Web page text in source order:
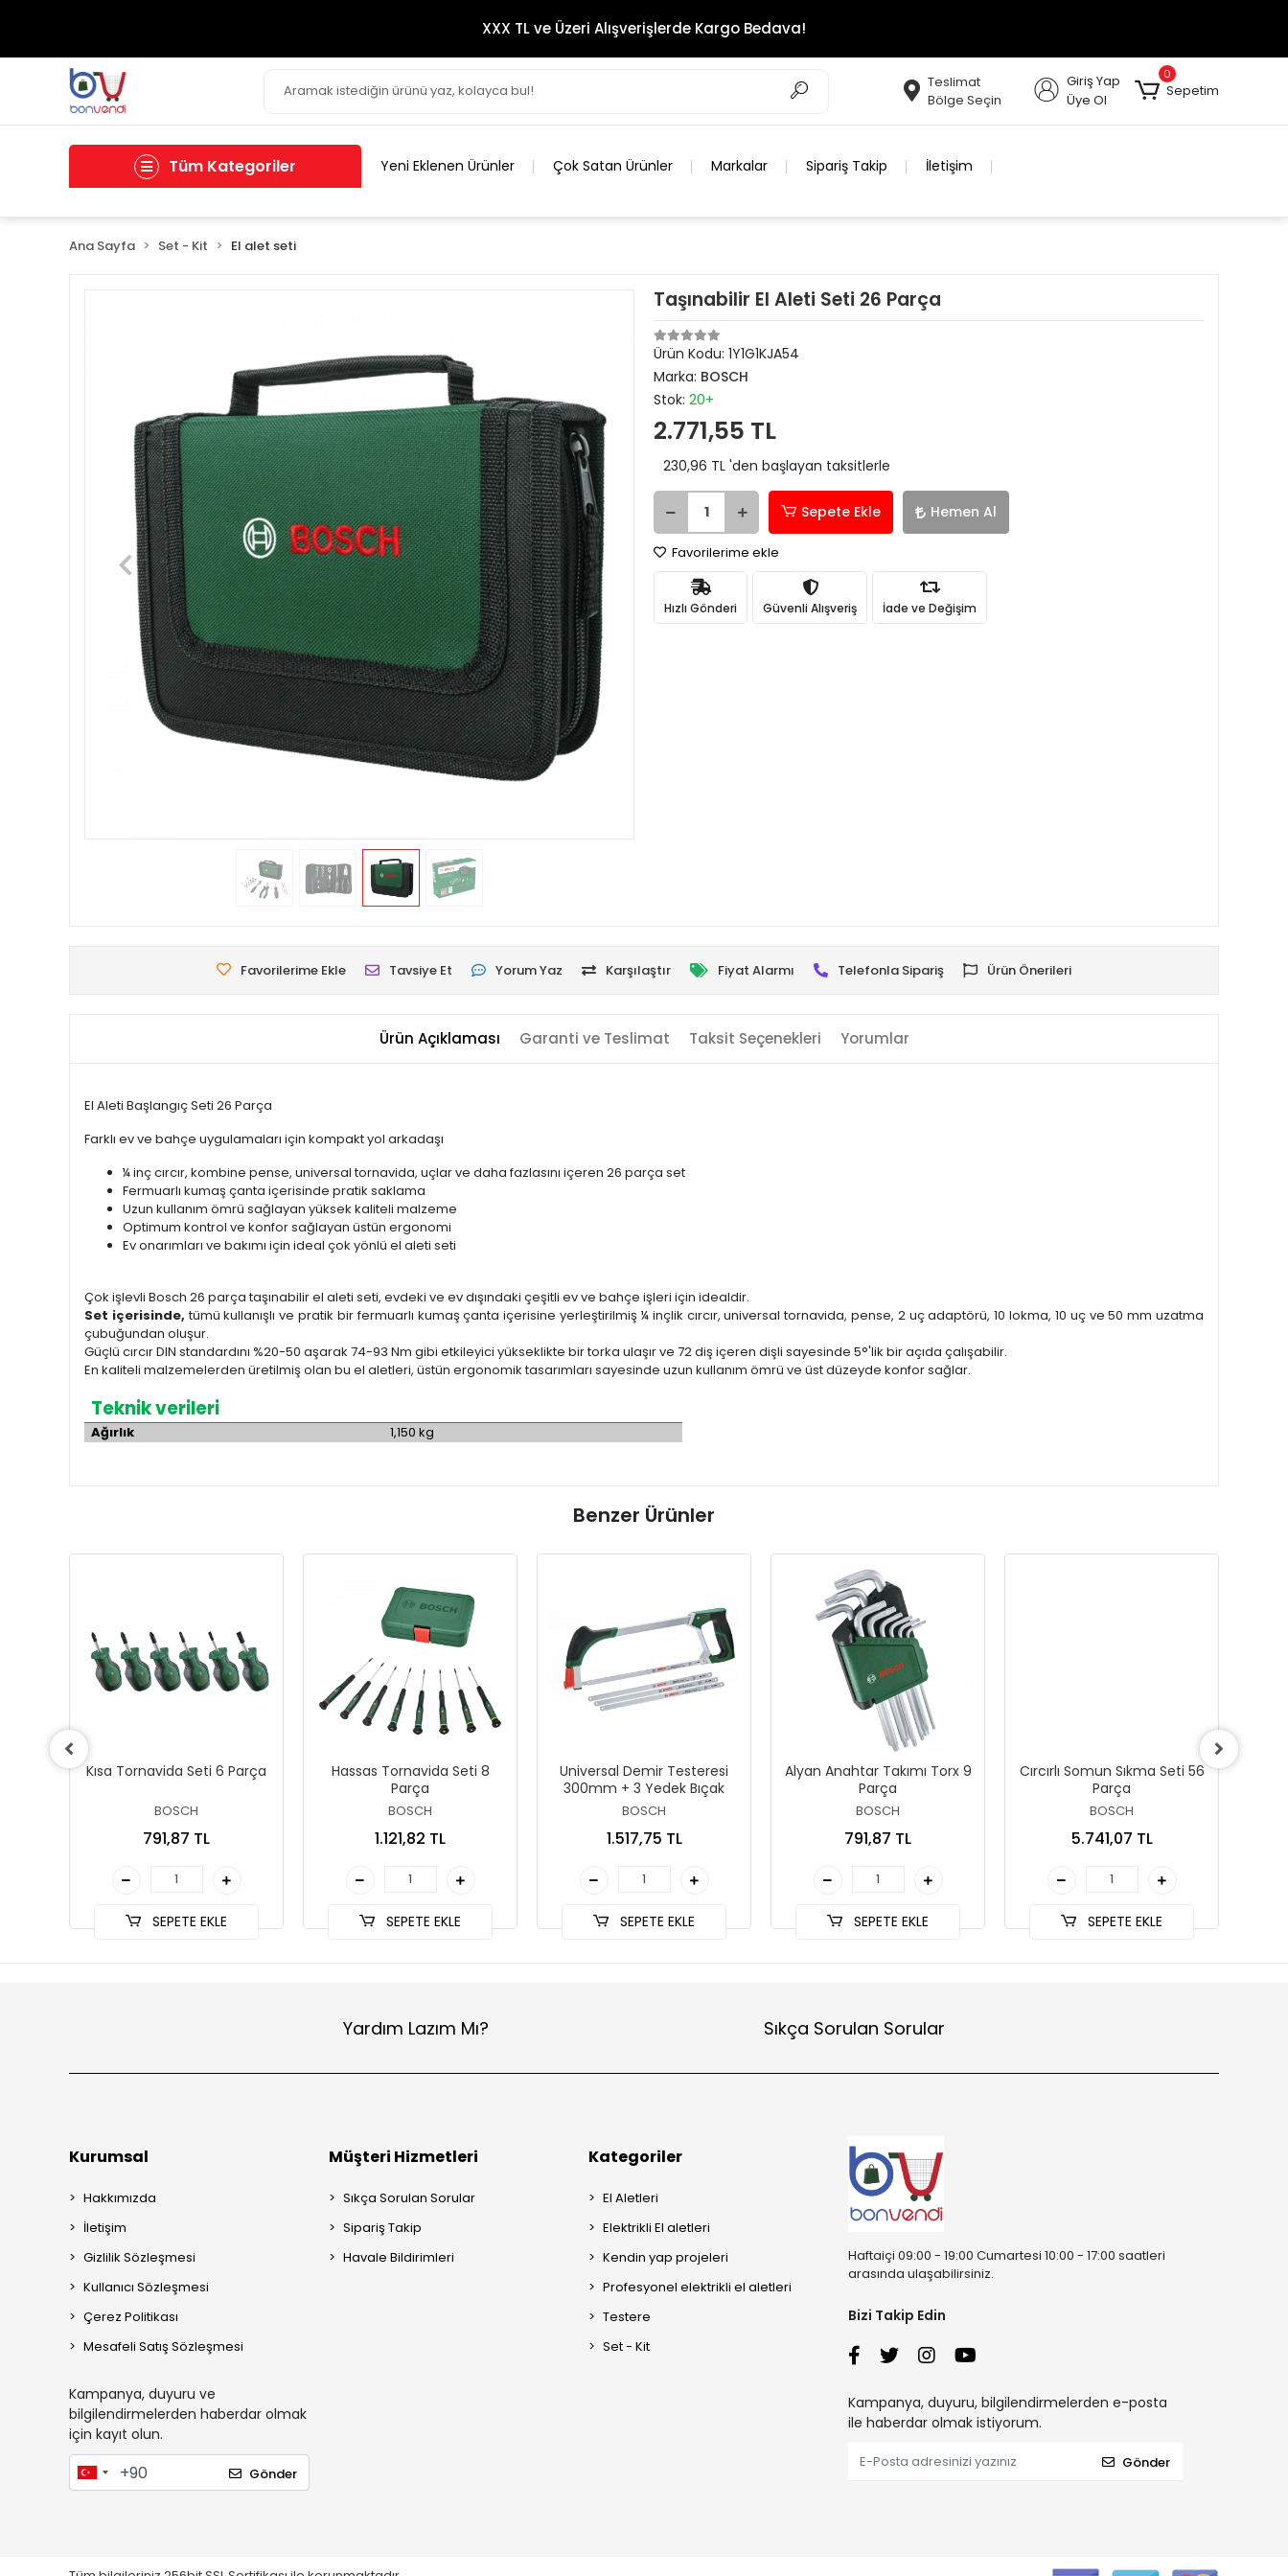
XXX TL ve Üzeri Alışverişlerde Kargo Bedava!
Teslimat
Bölge Seçin
Giriş Yap
Üye Ol
0
Sepetim
Tüm Kategoriler Yeni Eklenen Ürünler Çok Satan Ürünler Markalar Sipariş Takip İletişim
Ana Sayfa Set - Kit El alet seti
Taşınabilir El Aleti Seti 26 Parça
Ürün Kodu: 1Y1G1KJA54
Marka: BOSCH
Stok: 20+
2.771,55 TL
230,96 TL 'den başlayan taksitlerle
Sepete Ekle Hemen Al
Favorilerime ekle
Hızlı Gönderi Güvenli Alışveriş İade ve Değişim
Favorilerime Ekle Tavsiye Et Yorum Yaz Karşılaştır Fiyat Alarmı Telefonla Sipariş Ürün Önerileri
Ürün Açıklaması Garanti ve Teslimat Taksit Seçenekleri Yorumlar
El Aleti Başlangıç Seti 26 Parça
Farklı ev ve bahçe uygulamaları için kompakt yol arkadaşı
¼ inç cırcır, kombine pense, universal tornavida, uçlar ve daha fazlasını içeren 26 parça set
Fermuarlı kumaş çanta içerisinde pratik saklama
Uzun kullanım ömrü sağlayan yüksek kaliteli malzeme
Optimum kontrol ve konfor sağlayan üstün ergonomi
Ev onarımları ve bakımı için ideal çok yönlü el aleti seti
Çok işlevli Bosch 26 parça taşınabilir el aleti seti, evdeki ve ev dışındaki çeşitli ev ve bahçe işleri için idealdir.
Set içerisinde, tümü kullanışlı ve pratik bir fermuarlı kumaş çanta içerisine yerleştirilmiş ¼ inçlik cırcır, universal tornavida, pense, 2 uç adaptörü, 10 lokma, 10 uç ve 50 mm uzatma
çubuğundan oluşur.
Güçlü cırcır DIN standardını %20-50 aşarak 74-93 Nm gibi etkileyici yükseklikte bir torka ulaşır ve 72 diş içeren dişli sayesinde 5°'lik bir açıda çalışabilir.
En kaliteli malzemelerden üretilmiş olan bu el aletleri, üstün ergonomik tasarımları sayesinde uzun kullanım ömrü ve üst düzeyde konfor sağlar.
Teknik verileri
Ağırlık 1,150 kg
Benzer Ürünler
Kısa Tornavida Seti 6 Parça
BOSCH
791,87 TL
SEPETE EKLE
Hassas Tornavida Seti 8
Parça
BOSCH
1.121,82 TL
SEPETE EKLE
Universal Demir Testeresi
300mm + 3 Yedek Bıçak
BOSCH
1.517,75 TL
SEPETE EKLE
Alyan Anahtar Takımı Torx 9
Parça
BOSCH
791,87 TL
SEPETE EKLE
Cırcırlı Somun Sıkma Seti 56
Parça
BOSCH
5.741,07 TL
SEPETE EKLE
Yardım Lazım Mı? Sıkça Sorulan Sorular
Kurumsal
Hakkımızda
İletişim
Gizlilik Sözleşmesi
Kullanıcı Sözleşmesi
Çerez Politikası
Mesafeli Satış Sözleşmesi
Kampanya, duyuru ve
bilgilendirmelerden haberdar olmak
için kayıt olun.
Gönder
Müşteri Hizmetleri
Sıkça Sorulan Sorular
Sipariş Takip
Havale Bildirimleri
Kategoriler
El Aletleri
Elektrikli El aletleri
Kendin yap projeleri
Profesyonel elektrikli el aletleri
Testere
Set - Kit
Haftaiçi 09:00 - 19:00 Cumartesi 10:00 - 17:00 saatleri
arasında ulaşabilirsiniz.
Bizi Takip Edin
Kampanya, duyuru, bilgilendirmelerden e-posta
ile haberdar olmak istiyorum.
Gönder